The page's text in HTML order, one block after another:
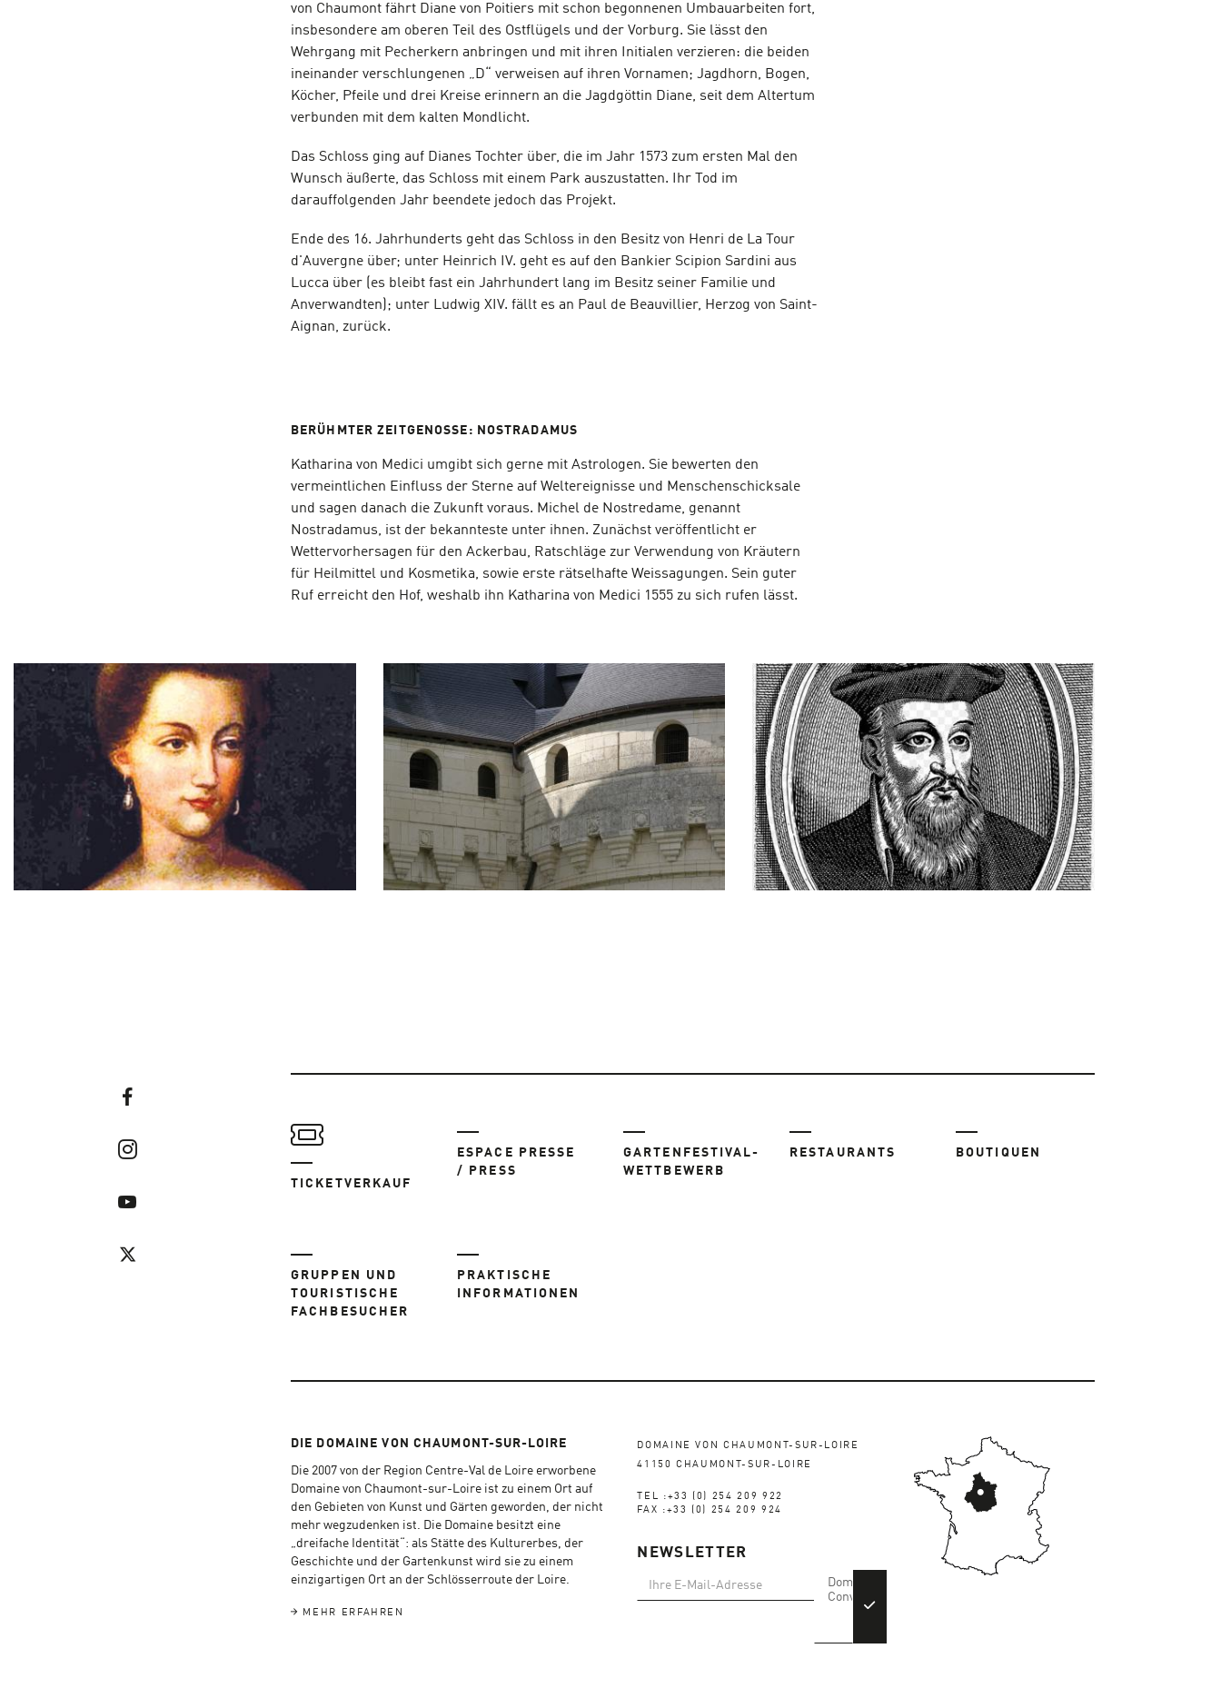
von Chaumont fährt Diane von Poitiers mit schon begonnenen Umbauarbeiten fort,
insbesondere am oberen Teil des Ostflügels und der Vorburg. Sie lässt den
Wehrgang mit Pecherkern anbringen und mit ihren Initialen verzieren: die beiden
ineinander verschlungenen „D“ verweisen auf ihren Vornamen; Jagdhorn, Bogen,
Köcher, Pfeile und drei Kreise erinnern an die Jagdgöttin Diane, seit dem Altertum
verbunden mit dem kalten Mondlicht.
Das Schloss ging auf Dianes Tochter über, die im Jahr 1573 zum ersten Mal den
Wunsch äußerte, das Schloss mit einem Park auszustatten. Ihr Tod im
darauffolgenden Jahr beendete jedoch das Projekt.
Ende des 16. Jahrhunderts geht das Schloss in den Besitz von Henri de La Tour
d'Auvergne über; unter Heinrich IV. geht es auf den Bankier Scipion Sardini aus
Lucca über (es bleibt fast ein Jahrhundert lang im Besitz seiner Familie und
Anverwandten); unter Ludwig XIV. fällt es an Paul de Beauvillier, Herzog von Saint-
Aignan, zurück.
BERÜHMTER ZEITGENOSSE: NOSTRADAMUS
Katharina von Medici umgibt sich gerne mit Astrologen. Sie bewerten den
vermeintlichen Einfluss der Sterne auf Weltereignisse und Menschenschicksale
und sagen danach die Zukunft voraus. Michel de Nostredame, genannt
Nostradamus, ist der bekannteste unter ihnen. Zunächst veröffentlicht er
Wettervorhersagen für den Ackerbau, Ratschläge zur Verwendung von Kräutern
für Heilmittel und Kosmetika, sowie erste rätselhafte Weissagungen. Sein guter
Ruf erreicht den Hof, weshalb ihn Katharina von Medici 1555 zu sich rufen lässt.
TICKETVERKAUF
ESPACE PRESSE
/ PRESS
GARTENFESTIVAL-
WETTBEWERB
RESTAURANTS BOUTIQUEN
GRUPPEN UND
TOURISTISCHE
FACHBESUCHER
PRAKTISCHE
INFORMATIONEN
DIE DOMAINE VON CHAUMONT-SUR-LOIRE
Die 2007 von der Region Centre-Val de Loire erworbene
Domaine von Chaumont-sur-Loire ist zu einem Ort auf
den Gebieten von Kunst und Gärten geworden, der nicht
mehr wegzudenken ist. Die Domaine besitzt eine
„dreifache Identität“: als Stätte des Kulturerbes, der
Geschichte und der Gartenkunst wird sie zu einem
einzigartigen Ort an der Schlösserroute der Loire.
MEHR ERFAHREN
DOMAINE VON CHAUMONT-SUR-LOIRE
41150 CHAUMONT-SUR-LOIRE
TEL :+33 (0) 254 209 922
FAX :+33 (0) 254 209 924
NEWSLETTER